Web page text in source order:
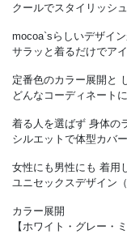
クールでスタイリッシ
mocoa`sらしいデザイ
サラッと着るだけでア
定番色のカラー展開と
どんなコーディネート
着る人を選ばず 身体の
シルエットで体型カバ
女性にも男性にも 着用
ユニセックスデザイン
カラー展開
【ホワイト・グレー・